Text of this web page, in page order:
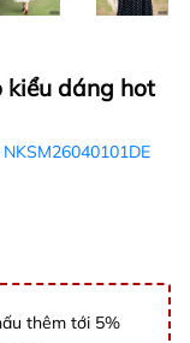
kiểu dáng hot
NKSM26040101DE
thêm tới 5%